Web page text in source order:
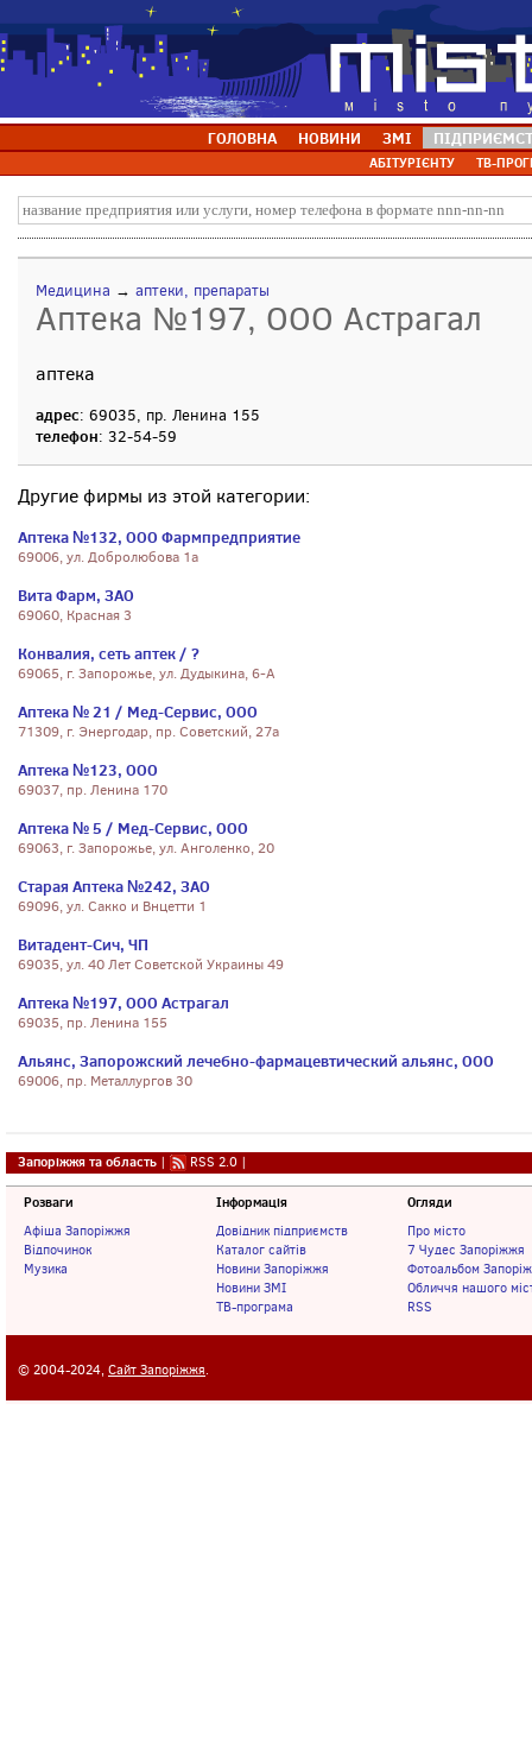
ГОЛОВНА НОВИНИ ЗМІ
АБІТУРІЄНТУ ТВ-
Медицина → аптеки, препараты
Аптека №197, ООО Астрагал
аптека
адрес: 69035, пр. Ленина 155
телефон: 32-54-59
Другие фирмы из этой категории:
Аптека №132, ООО Фармпредприятие
69006, ул. Добролюбова 1а
Вита Фарм, ЗАО
69060, Красная 3
Конвалия, сеть аптек / ?
69065, г. Запорожье, ул. Дудыкина, 6-А
Аптека № 21 / Мед-Сервис, ООО
71309, г. Энергодар, пр. Советский, 27а
Аптека №123, ООО
69037, пр. Ленина 170
Аптека № 5 / Мед-Сервис, ООО
69063, г. Запорожье, ул. Анголенко, 20
Старая Аптека №242, ЗАО
69096, ул. Сакко и Внцетти 1
Витадент-Сич, ЧП
69035, ул. 40 Лет Советской Украины 49
Аптека №197, ООО Астрагал
69035, пр. Ленина 155
Альянс, Запорожский лечебно-фармацевтический альянс, ООО
69006, пр. Металлургов 30
Запоріжжя та область | RSS 2.0 |
Розваги
Афіша Запоріжжя
Відпочинок
Музика
Інформація
Довідник підприємств
Каталог сайтів
Новини Запоріжжя
Новини ЗМІ
ТВ-програма
Огляди
Про місто
7 Чудес Запоріжжя
Фотоальбом
Обличчя нашого
RSS
© 2004-2024, Сайт Запоріжжя.